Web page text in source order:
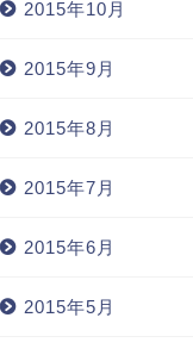
2015年10月
2015年9月
2015年8月
2015年7月
2015年6月
2015年5月